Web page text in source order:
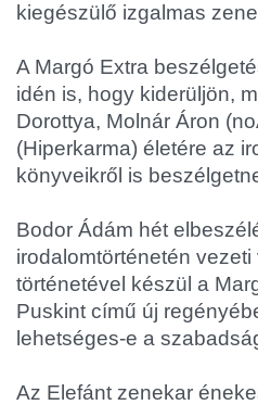
kiegészülő izgalmas
A Margó Extra
idén is, hogy kiderüljön,
Dorottya, Molnár Áron
(Hiperkarma) életére az
könyveikről is
Bodor Ádám hét
irodalomtörténetén
történetével készül a
Puskint című új
lehetséges-e a
Az Elefánt zenekar